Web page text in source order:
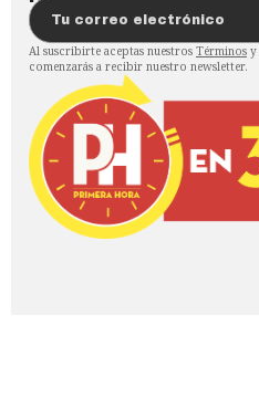
Al suscribirte aceptas nuestros Términos y
comenzarás a recibir nuestro newsletter.